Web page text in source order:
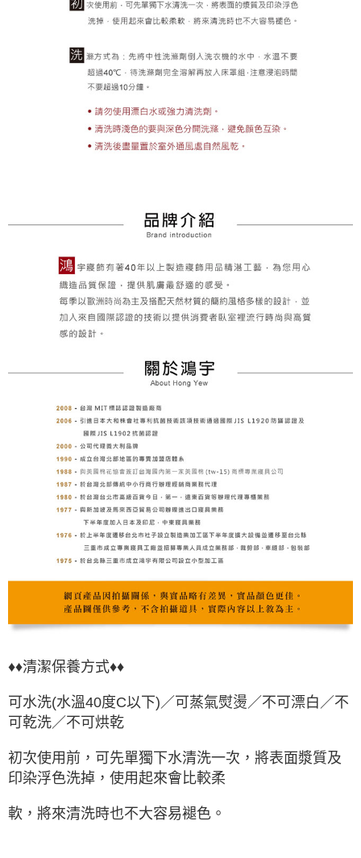
♦♦清潔保養方式♦♦
可水洗(水溫40度C以下)／可蒸氣熨燙／不可漂白／不
可乾洗／不可烘乾
初次使用前，可先單獨下水清洗一次，將表面漿質及
印染浮色洗掉，使用起來會比較柔
軟，將來清洗時也不大容易褪色。